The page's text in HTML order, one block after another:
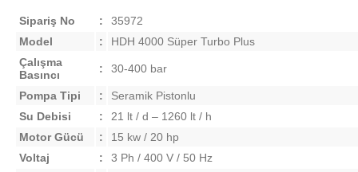
Sipariş No :
35972
Model
:
HDH 4000 Süper Turbo Plus
Çalışma
Basıncı
: 30-400 bar
Pompa Tipi :
Seramik Pistonlu
Su Debisi
:
21 lt / d – 1260 lt / h
Motor Gücü
:
15 kw / 20 hp
Voltaj
:
3 Ph / 400 V / 50 Hz